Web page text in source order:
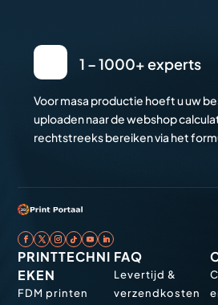
1 – 1000+ experts
Voor masa productie hoeft u uw
uploaden naar de webshop
rechtstreeks bereiken via het
PRINTTECHNI
EKEN
FDM printen
FAQ
Levertijd &
verzendkosten